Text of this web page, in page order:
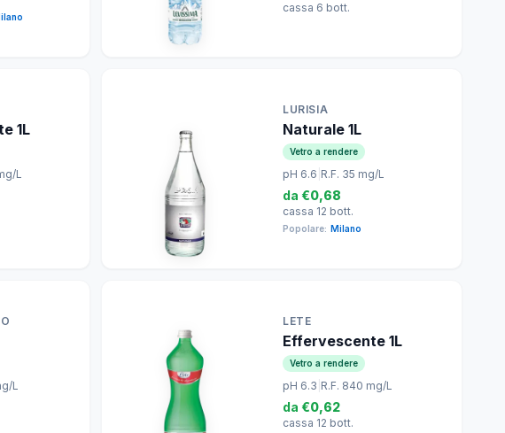
cassa 6 bott.
1L
L
LURISIA
Naturale 1L
Vetro a rendere
pH 6.6 R.F. 35 mg/L
da €0,68
cassa 12 bott.
Popolare: Milano
L
LETE
Effervescente 1L
Vetro a rendere
pH 6.3 R.F. 840 mg/L
da €0,62
cassa 12 bott.